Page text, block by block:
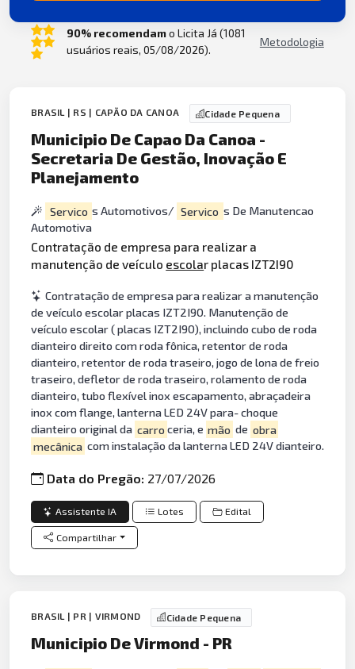
90% recomendamo Licita Já (1081
usuários reais, 05/08/2026).
Metodologia
BRASIL | RS | CAPÃO DA CANOA Cidade Pequena
Municipio De Capao Da Canoa -
Secretaria De Gestão, Inovação E
Planejamento
Servico s Automotivos/ Servico s De Manutencao
Automotiva
Contratação de empresa para realizar a
manutenção de veículo escolar placas IZT2I90
Contratação de empresa para realizar a manutenção
de veículo escolar placas IZT2I90. Manutenção de
veículo escolar ( placas IZT2I90), incluindo cubo de roda
dianteiro direito com roda fônica, retentor de roda
dianteiro, retentor de roda traseiro, jogo de lona de freio
traseiro, defletor de roda traseiro, rolamento de roda
dianteiro, tubo flexível inox escapamento, abraçadeira
inox com flange, lanterna LED 24V para- choque
dianteiro original da carro ceria, e mão de obra
mecânica com instalação da lanterna LED 24V dianteiro.
Data do Pregão: 27/07/2026
Assistente IA Lotes Edital
Compartilhar
BRASIL | PR | VIRMOND Cidade Pequena
Municipio De Virmond - PR